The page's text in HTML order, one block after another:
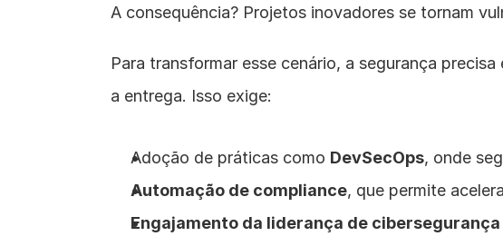
A consequência? Projetos inovadores se tornam
Para transformar esse cenário, a segurança
a entrega. Isso exige:
Adoção de práticas como DevSecOps, onde
Automação de compliance, que permite
Engajamento da liderança de cibersegurança